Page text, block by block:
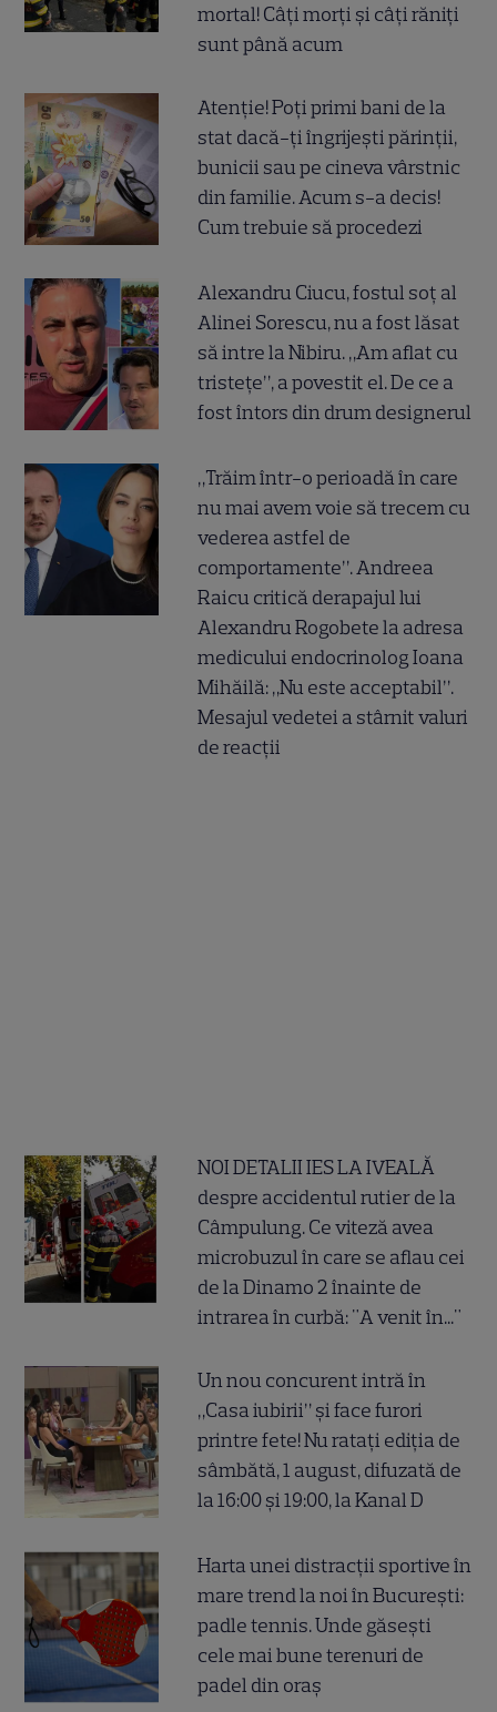
mortal! Câți morți și câți răniți
sunt până acum
Atenție! Poți primi bani de la
stat dacă-ți îngrijești părinții,
bunicii sau pe cineva vârstnic
din familie. Acum s-a decis!
Cum trebuie să procedezi
Alexandru Ciucu, fostul soț al
Alinei Sorescu, nu a fost lăsat
să intre la Nibiru. „Am aflat cu
tristețe”, a povestit el. De ce a
fost întors din drum designerul
„Trăim într-o perioadă în care
nu mai avem voie să trecem cu
vederea astfel de
comportamente”. Andreea
Raicu critică derapajul lui
Alexandru Rogobete la adresa
medicului endocrinolog Ioana
Mihăilă: „Nu este acceptabil”.
Mesajul vedetei a stârnit valuri
de reacții
NOI DETALII IES LA IVEALĂ
despre accidentul rutier de la
Câmpulung. Ce viteză avea
microbuzul în care se aflau cei
de la Dinamo 2 înainte de
intrarea în curbă: "A venit în..."
Un nou concurent intră în
„Casa iubirii” și face furori
printre fete! Nu ratați ediția de
sâmbătă, 1 august, difuzată de
la 16:00 și 19:00, la Kanal D
Harta unei distracții sportive în
mare trend la noi în București:
padle tennis. Unde găsești
cele mai bune terenuri de
padel din oraș